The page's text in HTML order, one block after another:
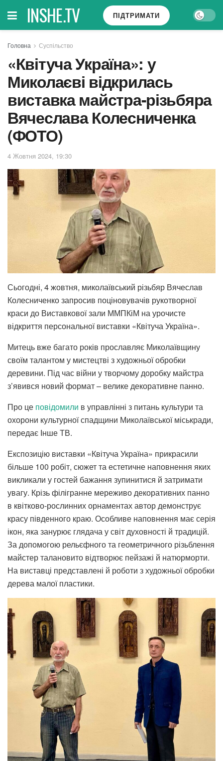
INSHE.TV ПІДТРИМАТИ
Головна Суспільство
«Квітуча Україна»: у
Миколаєві відкрилась
виставка майстра-різьбяра
Вячеслава Колесниченка
(ФОТО)
4 Жовтня 2024, 19:30
Сьогодні, 4 жовтня, миколаївський різьбяр Вячеслав
Колесниченко запросив поціновувачів рукотворної
краси до Виставкової зали ММПКіМ на урочисте
відкриття персональної виставки «Квітуча Україна».
Митець вже багато років прославляє Миколаївщину
своїм талантом у мистецтві з художньої обробки
деревини. Під час війни у творчому доробку майстра
з’явився новий формат – велике декоративне панно.
Про це повідомили в управлінні з питань культури та
охорони культурної спадщини Миколаївської міськради,
передає Інше ТВ.
Експозицію виставки «Квітуча Україна» прикрасили
більше 100 робіт, сюжет та естетичне наповнення яких
викликали у гостей бажання зупинитися й затримати
увагу. Крізь філігранне мереживо декоративних панно
в квітково-рослинних орнаментах автор демонструє
красу південного краю. Особливе наповнення має серія
ікон, яка занурює глядача у світ духовності й традицій.
За допомогою рельєфного та геометричного різьблення
майстер талановито відтворює пейзажі й натюрморти.
На виставці представлені й роботи з художньої обробки
дерева малої пластики.